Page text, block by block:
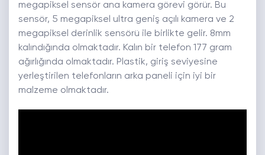
megapiksel sensör ana kamera görevi görür. Bu
sensör, 5 megapiksel ultra geniş açılı kamera ve 2
megapiksel derinlik sensörü ile birlikte gelir. 8mm
kalındığında olmaktadır. Kalın bir telefon 177 gram
ağırlığında olmaktadır. Plastik, giriş seviyesine
yerleştirilen telefonların arka paneli için iyi bir
malzeme olmaktadır.